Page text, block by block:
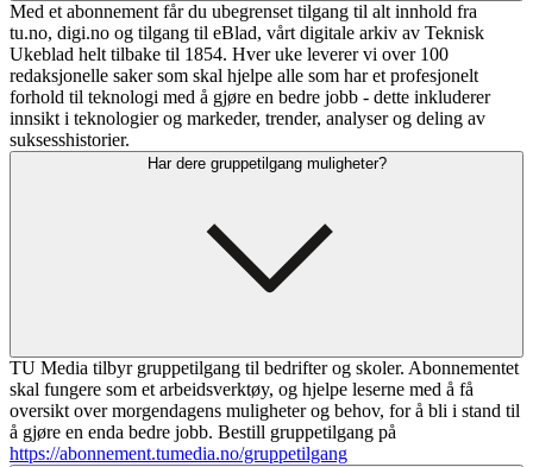
Med et abonnement får du ubegrenset tilgang til alt innhold fra
tu.no, digi.no og tilgang til eBlad, vårt digitale arkiv av Teknisk
Ukeblad helt tilbake til 1854. Hver uke leverer vi over 100
redaksjonelle saker som skal hjelpe alle som har et profesjonelt
forhold til teknologi med å gjøre en bedre jobb - dette inkluderer
innsikt i teknologier og markeder, trender, analyser og deling av
suksesshistorier.
Har dere gruppetilgang muligheter?
TU Media tilbyr gruppetilgang til bedrifter og skoler. Abonnementet
skal fungere som et arbeidsverktøy, og hjelpe leserne med å få
oversikt over morgendagens muligheter og behov, for å bli i stand til
å gjøre en enda bedre jobb. Bestill gruppetilgang på
https://abonnement.tumedia.no/gruppetilgang